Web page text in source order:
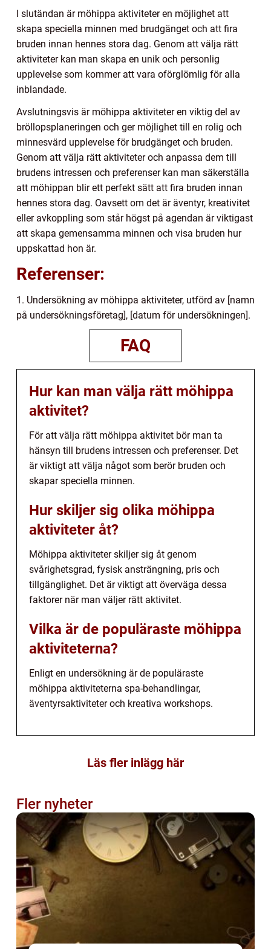
I slutändan är möhippa aktiviteter en möjlighet att
skapa speciella minnen med brudgänget och att fira
bruden innan hennes stora dag. Genom att välja rätt
aktiviteter kan man skapa en unik och personlig
upplevelse som kommer att vara oförglömlig för alla
inblandade.
Avslutningsvis är möhippa aktiviteter en viktig del av
bröllopsplaneringen och ger möjlighet till en rolig och
minnesvärd upplevelse för brudgänget och bruden.
Genom att välja rätt aktiviteter och anpassa dem till
brudens intressen och preferenser kan man säkerställa
att möhippan blir ett perfekt sätt att fira bruden innan
hennes stora dag. Oavsett om det är äventyr, kreativitet
eller avkoppling som står högst på agendan är viktigast
att skapa gemensamma minnen och visa bruden hur
uppskattad hon är.
Referenser:
1. Undersökning av möhippa aktiviteter, utförd av [namn
på undersökningsföretag], [datum för undersökningen].
FAQ
Hur kan man välja rätt möhippa
aktivitet?
För att välja rätt möhippa aktivitet bör man ta
hänsyn till brudens intressen och preferenser. Det
är viktigt att välja något som berör bruden och
skapar speciella minnen.
Hur skiljer sig olika möhippa
aktiviteter åt?
Möhippa aktiviteter skiljer sig åt genom
svårighetsgrad, fysisk ansträngning, pris och
tillgänglighet. Det är viktigt att överväga dessa
faktorer när man väljer rätt aktivitet.
Vilka är de populäraste möhippa
aktiviteterna?
Enligt en undersökning är de populäraste
möhippa aktiviteterna spa-behandlingar,
äventyrsaktiviteter och kreativa workshops.
Läs fler inlägg här
Fler nyheter